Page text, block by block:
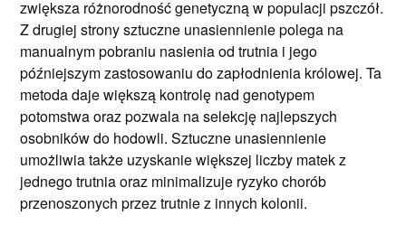
zwiększa różnorodność genetyczną w populacji pszczół.
Z drugiej strony sztuczne unasiennienie polega na
manualnym pobraniu nasienia od trutnia i jego
późniejszym zastosowaniu do zapłodnienia królowej. Ta
metoda daje większą kontrolę nad genotypem
potomstwa oraz pozwala na selekcję najlepszych
osobników do hodowli. Sztuczne unasiennienie
umożliwia także uzyskanie większej liczby matek z
jednego trutnia oraz minimalizuje ryzyko chorób
przenoszonych przez trutnie z innych kolonii.